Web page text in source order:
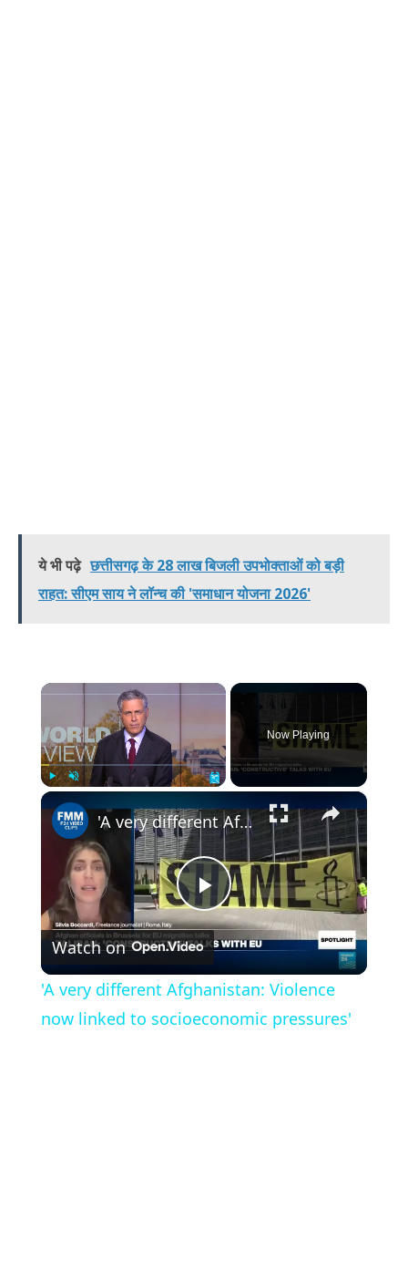
ये भी पढ़े छत्तीसगढ़ के 28 लाख बिजली उपभोक्ताओं को बड़ी
राहत: सीएम साय ने लॉन्च की 'समाधान योजना 2026'
×
Play Unmute Fullscreen
Now Playing
×
Play
Video
'A very different Afghanistan: Violence now linked to socioeconomic pressures'
Watch on
'A very different Afghanistan: Violence
now linked to socioeconomic pressures'